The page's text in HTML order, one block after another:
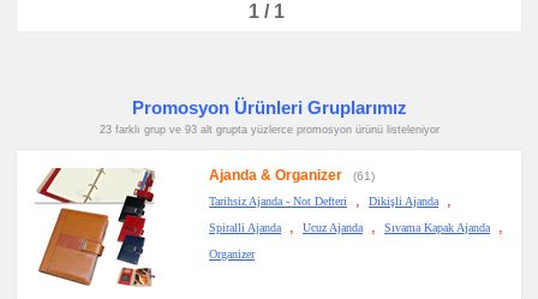
1 / 1
Promosyon Ürünleri Gruplarımız
23 farklı grup ve 93 alt grupta yüzlerce promosyon ürünü listeleniyor
Ajanda & Organizer
(61)
Tarihsiz Ajanda - Not Defteri
, Dikişli Ajanda ,
Spiralli Ajanda , Ucuz Ajanda , Sıvama Kapak Ajanda ,
Organizer
Yapışkan
Not
Tutucu
promosyon
Bilgisayar
Aksesuarları